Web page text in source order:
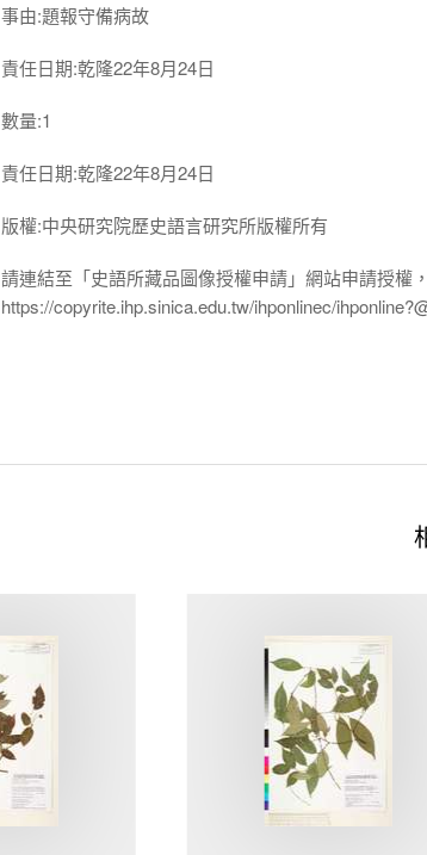
事由:題報守備病故
責任日期:乾隆22年8月24日
數量:1
責任日期:乾隆22年8月24日
版權:中央研究院歷史語言研究所版權所有
請連結至「史語所藏品圖像授權申請」網站申請授權
https://copyrite.ihp.sinica.edu.tw/ihponlinec/